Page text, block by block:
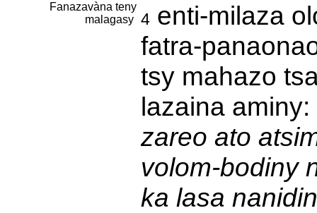
Fanazavàna teny
malagasy 4enti-milaza
fatra-
tsy mahazo
lazaina aminy:
zareo ato
volom-bodiny
ka lasa